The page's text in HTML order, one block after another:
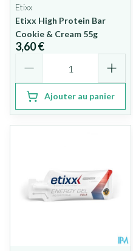
Etixx
Etixx High Protein Bar
Cookie & Cream 55g
3,60 €
Ajouter au panier